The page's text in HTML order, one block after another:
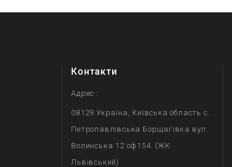
Контакти
Адрес :
08129 Україна, Київська область с.
Петропавлівська Борщагівка вул.
Волинська 12 оф154. (ЖК
Львівський)